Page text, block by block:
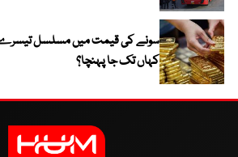
سونے کی قیمت میں مسلسل تیسرے
کہاں تک جا پہنچا؟